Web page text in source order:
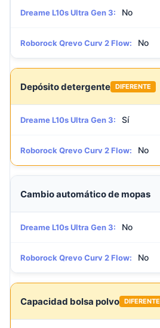
Dreame L10s Ultra Gen 3: No
Roborock Qrevo Curv 2 Flow: No
Depósito detergente DIFERENTE
Dreame L10s Ultra Gen 3: Sí
Roborock Qrevo Curv 2 Flow: No
Cambio automático de mopas
Dreame L10s Ultra Gen 3: No
Roborock Qrevo Curv 2 Flow: No
Capacidad bolsa polvo DIFERENTE